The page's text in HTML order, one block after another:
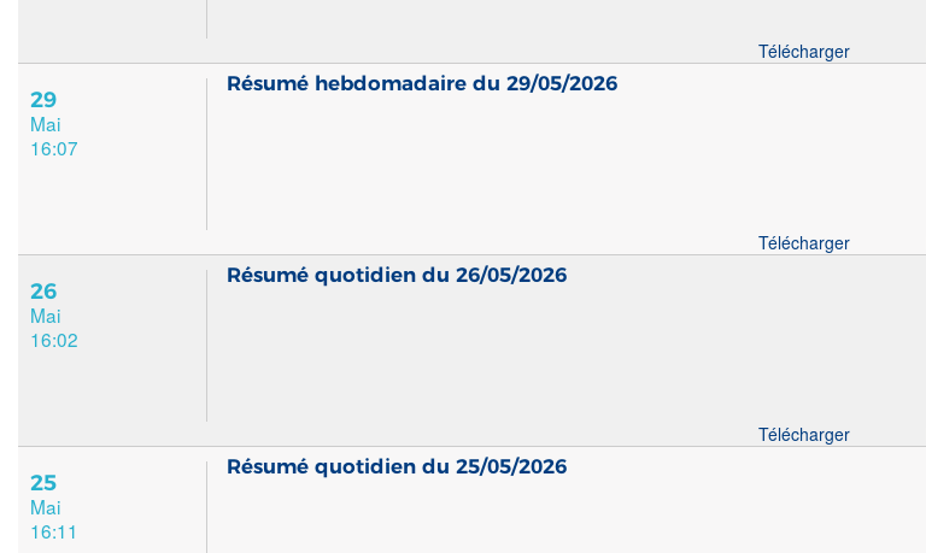
Télécharger
29
Mai
16:07
Résumé hebdomadaire du 29/05/2026
Télécharger
26
Mai
16:02
Résumé quotidien du 26/05/2026
Télécharger
25
Mai
16:11
Résumé quotidien du 25/05/2026